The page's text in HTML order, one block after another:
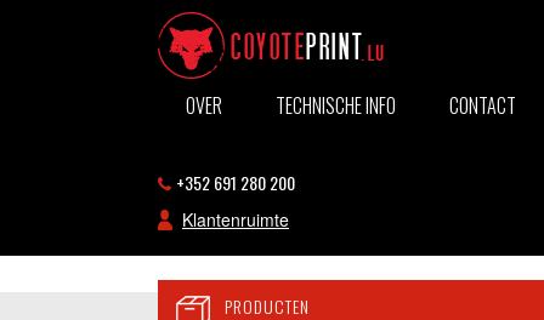
OVER TECHNISCHE INFO CONTACT
+352 691 280 200
Klantenruimte
PRODUCTEN